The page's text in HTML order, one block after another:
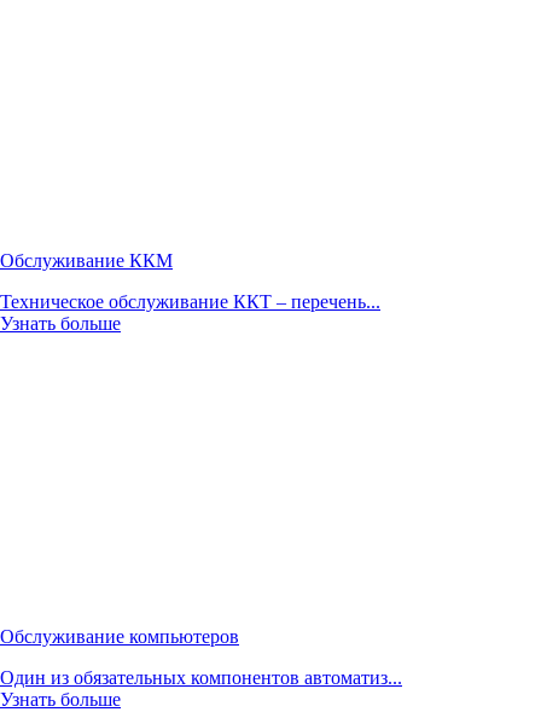
Обслуживание ККМ
Техническое обслуживание ККТ – перечень...
Узнать больше
Обслуживание компьютеров
Один из обязательных компонентов автоматиз...
Узнать больше